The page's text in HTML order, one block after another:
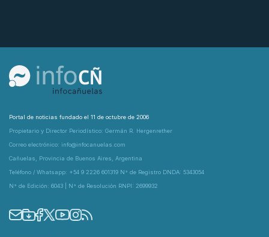
Portal de noticias fundado el 11 de octubre de 2006
Propietario y Director Periodístico: Germán R. Hergenrether
Correo electrónico: info@infocanuelas.com
Cañuelas, Provincia de Buenos Aires, Argentina
Teléfono / Whatsapp: +54 9 2226 601319 N° de Registro DNDA: 5343054
N° de Edición: 6043 | N° de Resolución RNPI: 2699932